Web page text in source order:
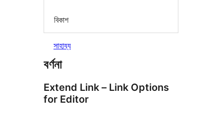
বিকাশ
সাহায্য
বৰ্ণনা
Extend Link – Link Options
for Editor